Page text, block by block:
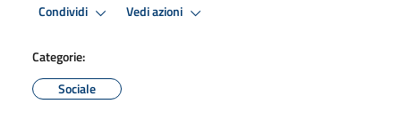
Condividi Vedi azioni
Categorie:
Sociale